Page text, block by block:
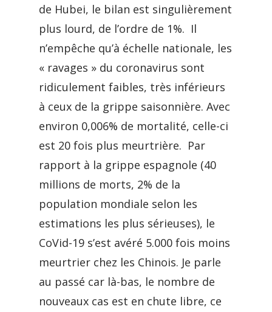
de Hubei, le bilan est singulièrement
plus lourd, de l’ordre de 1%. Il
n’empêche qu’à échelle nationale, les
« ravages » du coronavirus sont
ridiculement faibles, très inférieurs
à ceux de la grippe saisonnière. Avec
environ 0,006% de mortalité, celle-ci
est 20 fois plus meurtrière. Par
rapport à la grippe espagnole (40
millions de morts, 2% de la
population mondiale selon les
estimations les plus sérieuses), le
CoVid-19 s’est avéré 5.000 fois moins
meurtrier chez les Chinois. Je parle
au passé car là-bas, le nombre de
nouveaux cas est en chute libre, ce